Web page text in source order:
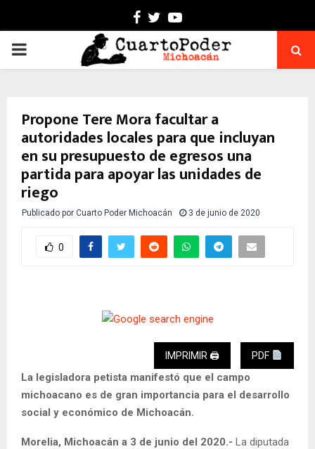
Facebook
TwitterYoutube
PRIMARY
Propone Tere Mora facultar a
autoridades locales para que incluyan
en su presupuesto de egresos una
partida para apoyar las unidades de
riego
Publicado por Cuarto Poder Michoacán 3 de junio de 2020
0
IMPRIMIR 🖨 PDF
La legisladora petista manifestó que el campo
michoacano es de gran importancia para el desarrollo
social y económico de Michoacán.
Morelia, Michoacán a 3 de junio del 2020.- La diputada